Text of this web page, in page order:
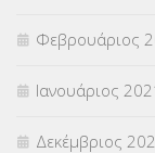
Φεβρουάριος
Ιανουάριος
Δεκέμβριος